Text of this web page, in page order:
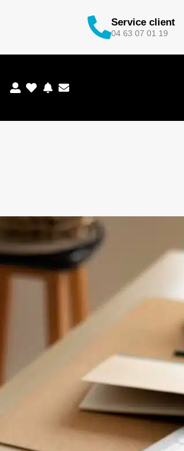
Service client
04 63 07 01 19